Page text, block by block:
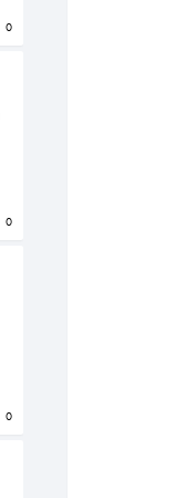
0
0
0